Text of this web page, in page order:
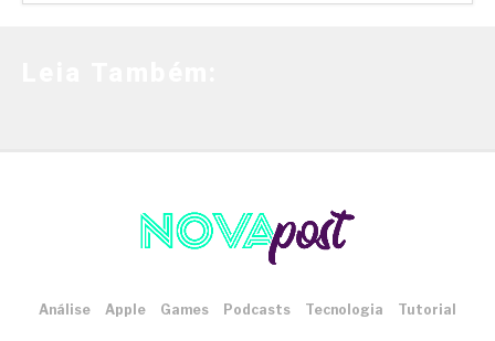
Análise Apple Games Podcasts Tecnologia Tutorial